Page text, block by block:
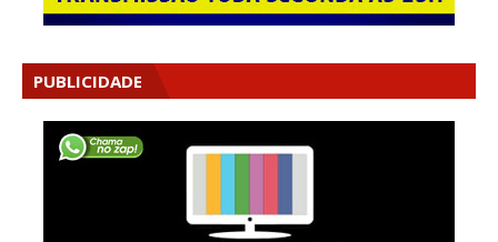
PUBLICIDADE